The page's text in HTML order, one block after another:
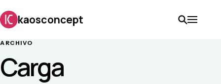
kaosconcept
ARCHIVO
Carga